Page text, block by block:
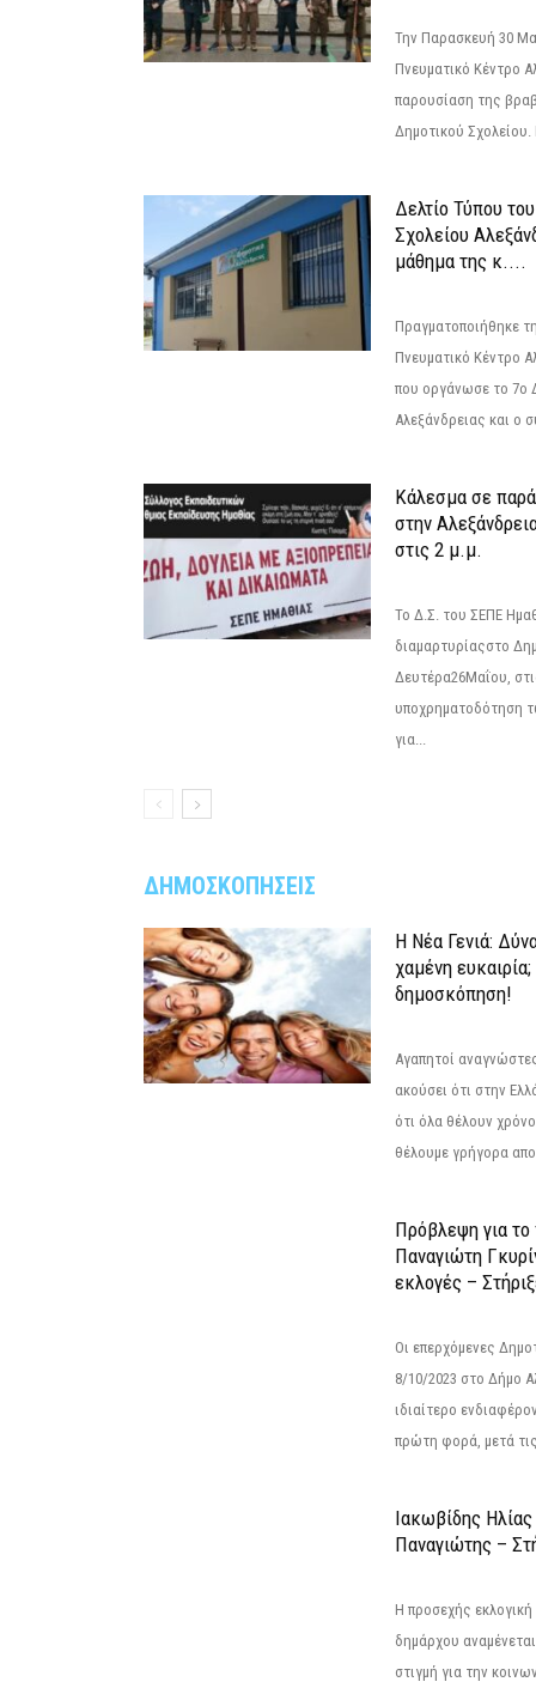
Την Παρασκευή 30
Πνευματικό Κέντρο
παρουσίαση της
Δημοτικού Σχολείου.
Δελτίο Τύπου
Σχολείου
μάθημα της κ....
Πραγματοποιήθηκε
Πνευματικό Κέντρο
που οργάνωσε το 7ο
Αλεξάνδρειας και ο
Κάλεσμα σε
στην
στις 2 μ.μ.
Το Δ.Σ. του ΣΕΠΕ
διαμαρτυρίαςστο
Δευτέρα26Μαΐου,
υποχρηματοδότηση
για...
ΔΗΜΟΣΚΟΠΗΣΕΙΣ
Η Νέα Γενιά:
χαμένη
δημοσκόπηση!
Αγαπητοί
ακούσει ότι στην
ότι όλα θέλουν
θέλουμε γρήγορα
Πρόβλεψη για
Παναγιώτη
εκλογές –
Οι επερχόμενες
8/10/2023 στο Δήμο
ιδιαίτερο
πρώτη φορά, μετά τις
Ιακωβίδης
Παναγιώτης –
Η προσεχής
δημάρχου
στιγμή για την